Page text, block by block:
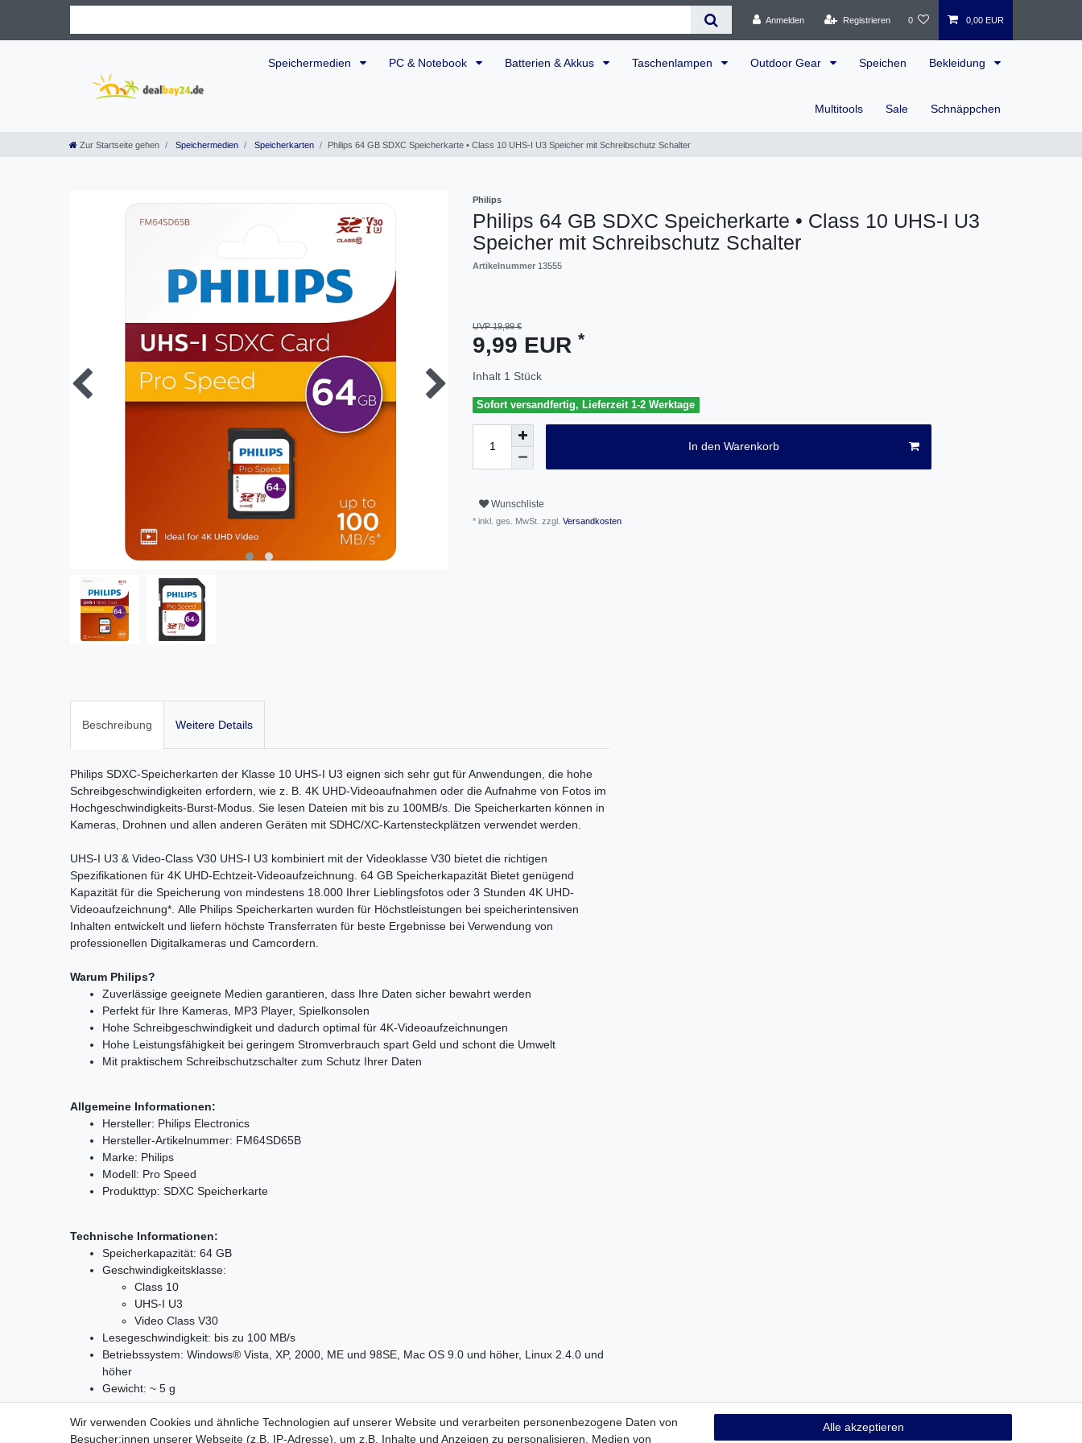
Anmelden Registrieren 0 0,00 EUR
Speichermedien PC & Notebook Batterien & Akkus Taschenlampen Outdoor Gear Speichen Bekleidung
Multitools Sale Schnäppchen
Zur Startseite gehen Speichermedien Speicherkarten Philips 64 GB SDXC Speicherkarte • Class 10 UHS-I U3 Speicher mit Schreibschutz Schalter
Philips
Philips 64 GB SDXC Speicherkarte • Class 10 UHS-I U3
Speicher mit Schreibschutz Schalter
Artikelnummer 13555
UVP 19,99 €
9,99 EUR *
Inhalt 1 Stück
Sofort versandfertig, Lieferzeit 1-2 Werktage
In den Warenkorb
Wunschliste
* inkl. ges. MwSt. zzgl. Versandkosten
Beschreibung Weitere Details
Philips SDXC-Speicherkarten der Klasse 10 UHS-I U3 eignen sich sehr gut für Anwendungen, die hohe
Schreibgeschwindigkeiten erfordern, wie z. B. 4K UHD-Videoaufnahmen oder die Aufnahme von Fotos im
Hochgeschwindigkeits-Burst-Modus. Sie lesen Dateien mit bis zu 100MB/s. Die Speicherkarten können in
Kameras, Drohnen und allen anderen Geräten mit SDHC/XC-Kartensteckplätzen verwendet werden.
UHS-I U3 & Video-Class V30 UHS-I U3 kombiniert mit der Videoklasse V30 bietet die richtigen
Spezifikationen für 4K UHD-Echtzeit-Videoaufzeichnung. 64 GB Speicherkapazität Bietet genügend
Kapazität für die Speicherung von mindestens 18.000 Ihrer Lieblingsfotos oder 3 Stunden 4K UHD-
Videoaufzeichnung*. Alle Philips Speicherkarten wurden für Höchstleistungen bei speicherintensiven
Inhalten entwickelt und liefern höchste Transferraten für beste Ergebnisse bei Verwendung von
professionellen Digitalkameras und Camcordern.
Warum Philips?
Zuverlässige geeignete Medien garantieren, dass Ihre Daten sicher bewahrt werden
Perfekt für Ihre Kameras, MP3 Player, Spielkonsolen
Hohe Schreibgeschwindigkeit und dadurch optimal für 4K-Videoaufzeichnungen
Hohe Leistungsfähigkeit bei geringem Stromverbrauch spart Geld und schont die Umwelt
Mit praktischem Schreibschutzschalter zum Schutz Ihrer Daten
Allgemeine Informationen:
Hersteller: Philips Electronics
Hersteller-Artikelnummer: FM64SD65B
Marke: Philips
Modell: Pro Speed
Produkttyp: SDXC Speicherkarte
Technische Informationen:
Speicherkapazität: 64 GB
Geschwindigkeitsklasse:
Class 10
UHS-I U3
Video Class V30
Lesegeschwindigkeit: bis zu 100 MB/s
Betriebssystem: Windows® Vista, XP, 2000, ME und 98SE, Mac OS 9.0 und höher, Linux 2.4.0 und
höher
Gewicht: ~ 5 g
* Basierend auf 10MP jpg komprimierten Fotos, 3-minütigen MP3-Dateien (256kp/s, 5,7MB Größe) und
Wir verwenden Cookies und ähnliche Technologien auf unserer Website und verarbeiten personenbezogene Daten von
Besucher:innen unserer Webseite (z.B. IP-Adresse), um z.B. Inhalte und Anzeigen zu personalisieren, Medien von
Alle akzeptieren